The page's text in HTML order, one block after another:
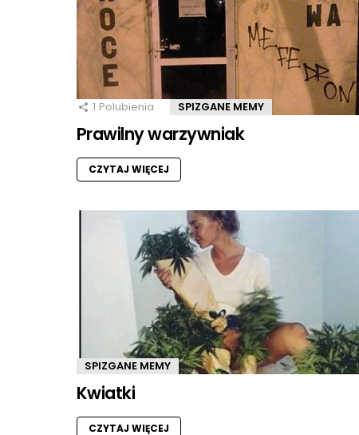
1 Polubienia SPIZGANE MEMY
Prawilny warzywniak
CZYTAJ WIĘCEJ
SPIZGANE MEMY
Kwiatki
CZYTAJ WIĘCEJ